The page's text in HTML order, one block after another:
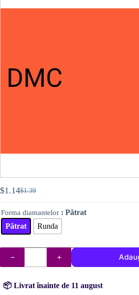
$1.39
Prețul
inițial
a
fost:
$1.39.
$1.14Prețul
curent
este:
$1.14.
Forma diamantelor : Pătrat
Pătrat
Runda
Cantitate
DMC
diamante
nr.📦 Livrat înainte de 11 august